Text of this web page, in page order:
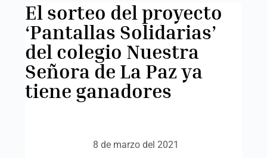
El sorteo del proyecto
‘Pantallas Solidarias’
del colegio Nuestra
Señora de La Paz ya
tiene ganadores
8 de marzo del 2021